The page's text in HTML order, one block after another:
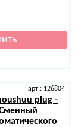
арт.: 126804
plug -